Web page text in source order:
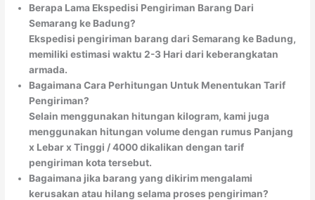
Berapa Lama Ekspedisi Pengiriman Barang Dari
Semarang ke Badung?
Ekspedisi pengiriman barang dari Semarang ke Badung,
memiliki estimasi waktu 2-3 Hari dari keberangkatan
armada.
Bagaimana Cara Perhitungan Untuk Menentukan Tarif
Pengiriman?
Selain menggunakan hitungan kilogram, kami juga
menggunakan hitungan volume dengan rumus Panjang
x Lebar x Tinggi / 4000 dikalikan dengan tarif
pengiriman kota tersebut.
Bagaimana jika barang yang dikirim mengalami
kerusakan atau hilang selama proses pengiriman?